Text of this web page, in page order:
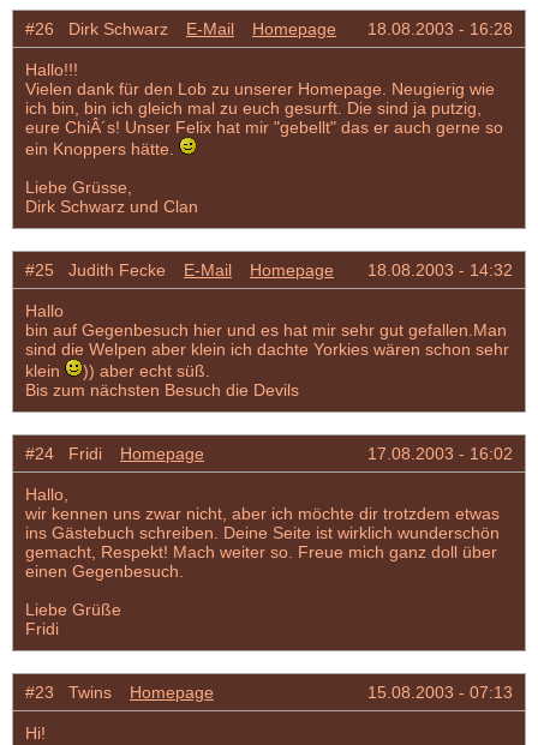
#26 Dirk Schwarz E-Mail Homepage 18.08.2003 - 16:28
Hallo!!!
Vielen dank für den Lob zu unserer Homepage. Neugierig wie
ich bin, bin ich gleich mal zu euch gesurft. Die sind ja putzig,
eure ChiÂ´s! Unser Felix hat mir "gebellt" das er auch gerne so
ein Knoppers hätte.
Liebe Grüsse,
Dirk Schwarz und Clan
#25 Judith Fecke E-Mail Homepage 18.08.2003 - 14:32
Hallo
bin auf Gegenbesuch hier und es hat mir sehr gut gefallen.Man
sind die Welpen aber klein ich dachte Yorkies wären schon sehr
klein
)) aber echt süß.
Bis zum nächsten Besuch die Devils
#24 Fridi Homepage 17.08.2003 - 16:02
Hallo,
wir kennen uns zwar nicht, aber ich möchte dir trotzdem etwas
ins Gästebuch schreiben. Deine Seite ist wirklich wunderschön
gemacht, Respekt! Mach weiter so. Freue mich ganz doll über
einen Gegenbesuch.
Liebe Grüße
Fridi
#23 Twins Homepage 15.08.2003 - 07:13
Hi!